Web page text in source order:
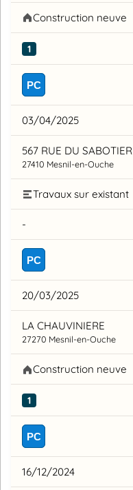
Construction neuve
1
PC
03/04/2025
567 RUE DU SABOTIER
27410 Mesnil-en-Ouche
Travaux sur existant
-
PC
20/03/2025
LA CHAUVINIERE
27270 Mesnil-en-Ouche
Construction neuve
1
PC
16/12/2024